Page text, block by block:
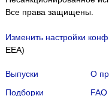
Все права защищены.
Изменить настройки
EEA)
Выпуски
Подборки
О
FAQ